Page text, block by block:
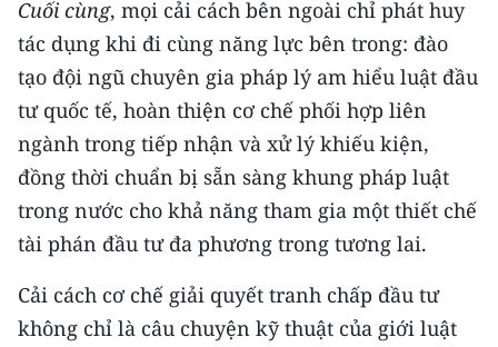
Cuối cùng, mọi cải cách bên ngoài chỉ phát huy
tác dụng khi đi cùng năng lực bên trong: đào
tạo đội ngũ chuyên gia pháp lý am hiểu luật đầu
tư quốc tế, hoàn thiện cơ chế phối hợp liên
ngành trong tiếp nhận và xử lý khiếu kiện,
đồng thời chuẩn bị sẵn sàng khung pháp luật
trong nước cho khả năng tham gia một thiết chế
tài phán đầu tư đa phương trong tương lai.
Cải cách cơ chế giải quyết tranh chấp đầu tư
không chỉ là câu chuyện kỹ thuật của giới luật